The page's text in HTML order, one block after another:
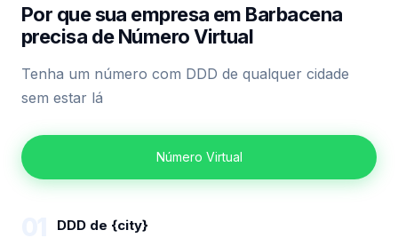
Por que sua empresa em Barbacena
precisa de Número Virtual
Tenha um número com DDD de qualquer cidade
sem estar lá
Número Virtual
DDD de {city}